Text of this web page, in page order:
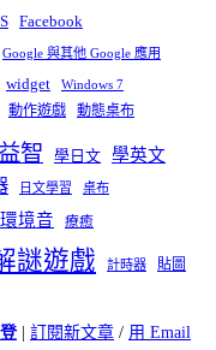
Facebook
Google 與其他 Google 應用
widget Windows 7
動作遊戲 動態桌布
智 學日文 學英文
日文學習 桌布
環境音 療癒
謎遊戲 計時器
貼圖
| 訂閱新文章 / 用 Email